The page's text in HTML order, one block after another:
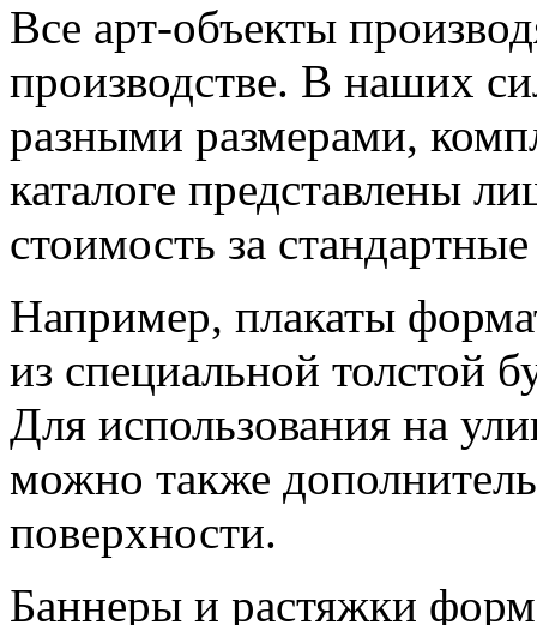
Все арт-объекты
производстве. В наших
разными размерами,
каталоге представлены
стоимость за
Например, плакаты
из специальной толстой
Для использования на
можно также
поверхности.
Баннеры и растяжки